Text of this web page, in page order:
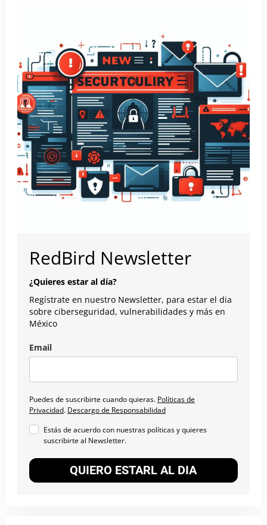
RedBird Newsletter
¿Quieres estar al día?
Regístrate en nuestro Newsletter, para estar el dia
sobre ciberseguridad, vulnerabilidades y más en
México
Email
Puedes de suscribirte cuando quieras. Políticas de
Privacidad. Descargo de Responsabilidad
Estás de acuerdo con nuestras políticas y quieres
suscribirte al Newsletter.
QUIERO ESTARL AL DIA